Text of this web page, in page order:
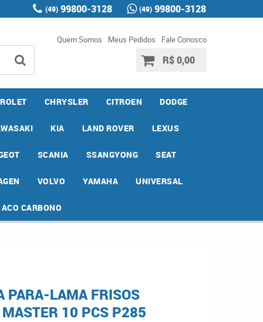
(49) 99800-3128 (49) 99800-3128
Quem Somos Meus Pedidos Fale Conosco
R$ 0,00
CHRYSLER CITROEN DODGE
KIA LAND ROVER LEXUS
SCANIA SSANGYONG SEAT
VOLVO YAMAHA UNIVERSAL
CARBONO
PARA-LAMA FRISOS
10 PCS P285